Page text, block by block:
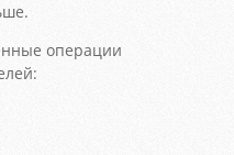
операции